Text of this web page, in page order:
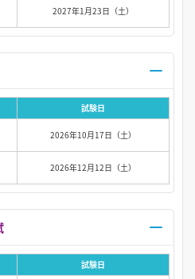
2027年1月23日（土）
試験日
2026年10月17日（土）
2026年12月12日（土）
試験日